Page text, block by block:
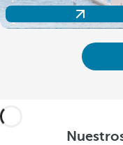
Descubre nuestra oferta de salas